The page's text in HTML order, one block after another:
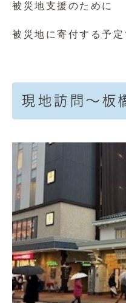
被災地支援のために
被災地に寄付する予定
現地訪問～板